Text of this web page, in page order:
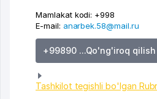
Mamlakat kodi: +998
E-mail: anarbek.58@mail.ru
+99890 ...Qo'ng'iroq qilish
Tashkilot tegishli bo'lgan